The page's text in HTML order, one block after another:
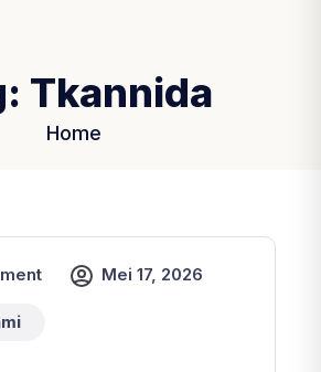
Tkannida
Home
Mei 17, 2026